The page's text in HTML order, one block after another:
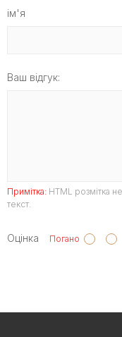
ім'я
Ваш відгук:
Примітка: HTML розмітка
текст.
Оцінка Погано